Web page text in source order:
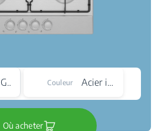
Gaz Couleur Acier inoxydable
Où acheter